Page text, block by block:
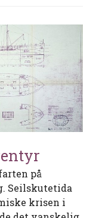
på
Seilskutetida
krisen i